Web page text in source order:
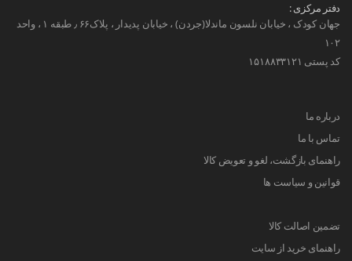
دفتر مرکزی :
جهان کودک ، خیابان نلسون ماندلا(جردن) ، خیابان پدیدار ، پلاک۶۶ ٫ طبقه ۱ ، واحد
۱۰۲
کد پستی ۱۵۱۸۸۳۳۱۲۱
درباره ما
تماس با ما
راهنمای بازگشت، لغو و تعویض کالا
قوانین و سیاست ها
تضمین اصالت کالا
راهنمای خرید از سایت